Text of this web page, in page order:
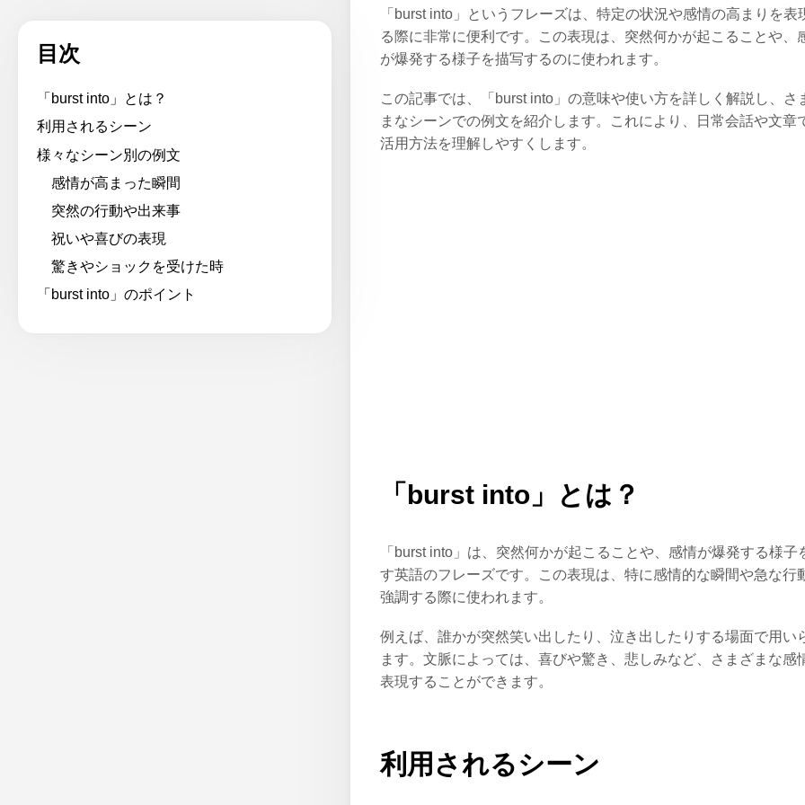
目次
「burst into」とは？
利用されるシーン
様々なシーン別の例文
感情が高まった瞬間
突然の行動や出来事
祝いや喜びの表現
驚きやショックを受けた時
「burst into」のポイント
「burst into」というフレーズは、特定の状況や感情の高まりを表
る際に非常に便利です。この表現は、突然何かが起こることや、
が爆発する様子を描写するのに使われます。
この記事では、「burst into」の意味や使い方を詳しく解説し、さ
まなシーンでの例文を紹介します。これにより、日常会話や文章
活用方法を理解しやすくします。
「burst into」とは？
「burst into」は、突然何かが起こることや、感情が爆発する様子
す英語のフレーズです。この表現は、特に感情的な瞬間や急な行
強調する際に使われます。
例えば、誰かが突然笑い出したり、泣き出したりする場面で用い
ます。文脈によっては、喜びや驚き、悲しみなど、さまざまな感
表現することができます。
利用されるシーン